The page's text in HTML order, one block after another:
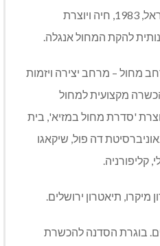
בארה"ב ובאירופה. נולדה בישראל, 1983, חיה ויוצרת
להקת המחול אנגלה.
מחול – מרחב יצירה ויזמות
מקצועית למחול
'סדרת מחול במזיא', בית
דה פול, שיקאגו
מיקרו, תיאטרון ירושלים.
בוגרת הסדנה להכשרת